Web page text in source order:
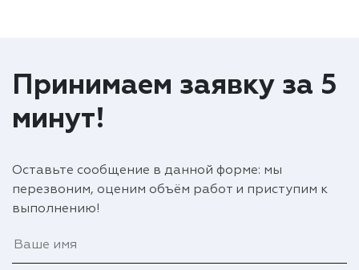
Принимаем заявку за 5
минут!
Оставьте сообщение в данной форме: мы
перезвоним, оценим объём работ и приступим к
выполнению!